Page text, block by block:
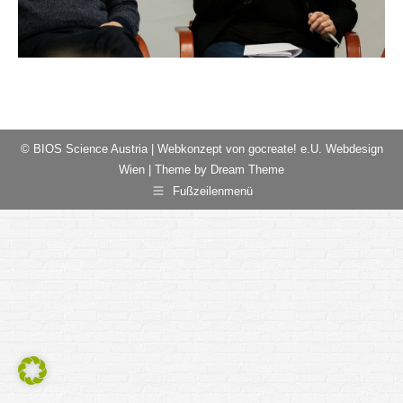
© BIOS Science Austria | Webkonzept von gocreate! e.U. Webdesign
Wien | Theme by Dream Theme
Fußzeilenmenü